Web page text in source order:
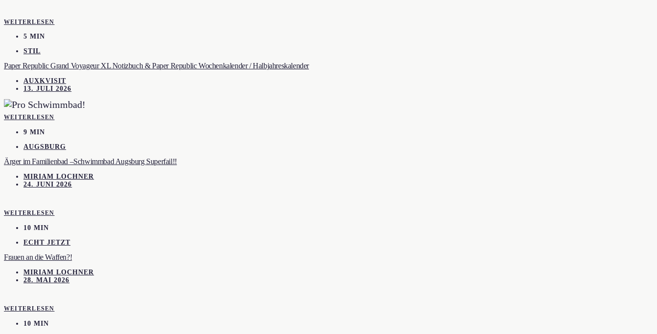
WEITERLESEN
5 MIN
STIL
Paper Republic Grand Voyageur XL Notizbuch & Paper Republic Wochenkalender / Halbjahreskalender
AUXKVISIT
13. JULI 2026
WEITERLESEN
9 MIN
AUGSBURG
Ärger im Familienbad –Schwimmbad Augsburg Superfail!!
MIRIAM LOCHNER
24. JUNI 2026
WEITERLESEN
10 MIN
ECHT JETZT
Frauen an die Waffen?!
MIRIAM LOCHNER
28. MAI 2026
WEITERLESEN
10 MIN